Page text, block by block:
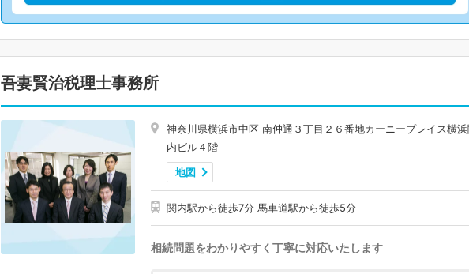
吾妻賢治税理士事務所
神奈川県横浜市中区 南仲通３丁目２６番地カーニープレイス横
内ビル４階
地図
関内駅から徒歩7分 馬車道駅から徒歩5分
相続問題をわかりやすく丁寧に対応いたします